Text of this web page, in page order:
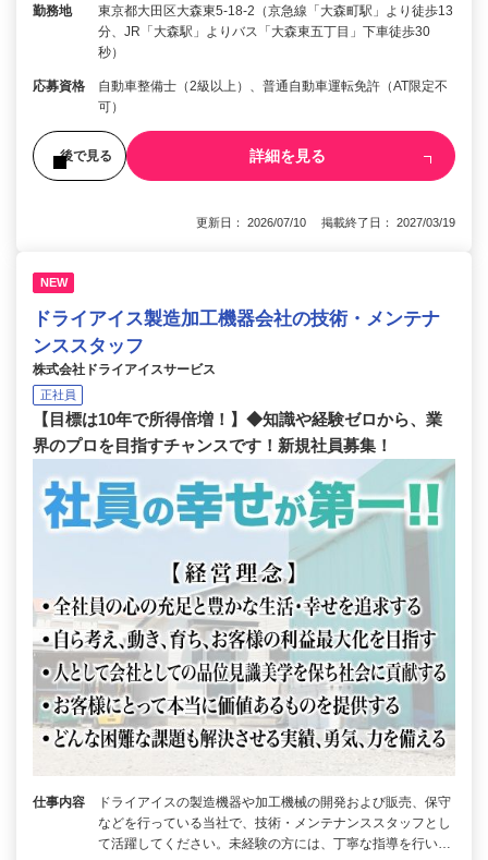
勤務地
東京都大田区大森東5-18-2（京急線「大森町駅」より徒歩13
分、JR「大森駅」よりバス「大森東五丁目」下車徒歩30
秒）
応募資格
自動車整備士（2級以上）、普通自動車運転免許（AT限定不
可）
後で見る 詳細を見る
更新日： 2026/07/10 掲載終了日： 2027/03/19
NEW
ドライアイス製造加工機器会社の技術・メンテナ
ンススタッフ
株式会社ドライアイスサービス
正社員
【目標は10年で所得倍増！】◆知識や経験ゼロから、業
界のプロを目指すチャンスです！新規社員募集！
仕事内容
ドライアイスの製造機器や加工機械の開発および販売、保守
などを行っている当社で、技術・メンテナンススタッフとし
て活躍してください。未経験の方には、丁寧な指導を行い…